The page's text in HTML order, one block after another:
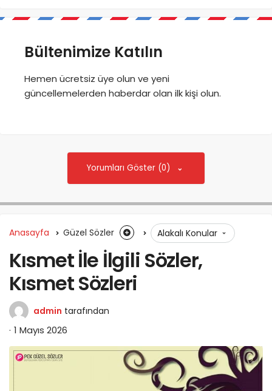
Bültenimize Katılın
Hemen ücretsiz üye olun ve yeni
güncellemelerden haberdar olan ilk kişi olun.
Yorumları Göster (0)
Anasayfa Güzel Sözler Alakalı Konular
Kısmet İle İlgili Sözler,
Kısmet Sözleri
admin tarafından
1 Mayıs 2026